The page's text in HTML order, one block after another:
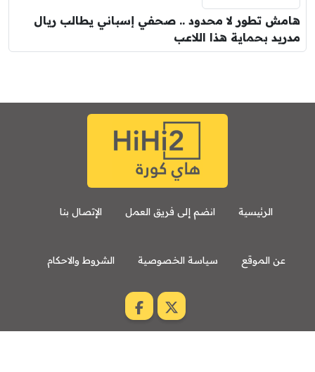
هامش تطور لا محدود .. صحفي إسباني يطالب ريال
مدريد بحماية هذا اللاعب
الرئيسية انضم إلى فريق العمل الإتصال بنا
عن الموقع سياسة الخصوصية الشروط والاحكام